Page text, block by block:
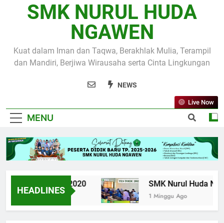
SMK NURUL HUDA
NGAWEN
Kuat dalam Iman dan Taqwa, Berakhlak Mulia, Terampil
dan Mandiri, Berjiwa Wirausaha serta Cinta Lingkungan
NEWS
MENU
Live Now
HEADLINES
UPK TKJ 2020
6 Tahun Ago
SMK Nurul Huda
1 Minggu Ago